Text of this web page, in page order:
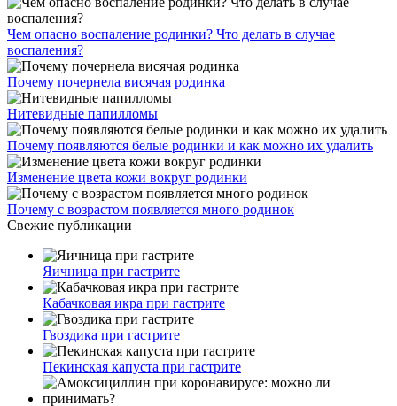
Чем опасно воспаление родинки? Что делать в случае
воспаления?
Почему почернела висячая родинка
Нитевидные папилломы
Почему появляются белые родинки и как можно их удалить
Изменение цвета кожи вокруг родинки
Почему с возрастом появляется много родинок
Свежие публикации
Яичница при гастрите
Кабачковая икра при гастрите
Гвоздика при гастрите
Пекинская капуста при гастрите